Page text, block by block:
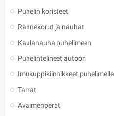
Puhelin koristeet
Rannekorut ja nauhat
Kaulanauha puhelimeen
Puhelintelineet autoon
Imukuppikiinnikkeet puhelimelle
Tarrat
Avaimenperät